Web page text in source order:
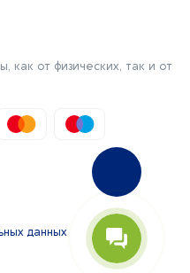
как от физических, так и от
данных